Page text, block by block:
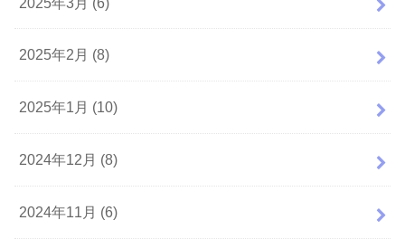
2025年2月 (8)
2025年1月 (10)
2024年12月 (8)
2024年11月 (6)